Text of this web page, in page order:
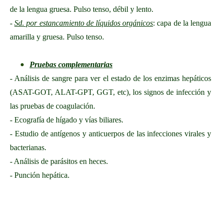
de la lengua gruesa. Pulso tenso, débil y lento.
-Sd. por estancamiento de líquidos orgánicos: capa de la lengua
amarilla y gruesa. Pulso tenso.
Pruebas complementarias
- Análisis de sangre para ver el estado de los enzimas hepáticos
(ASAT-GOT, ALAT-GPT, GGT, etc), los signos de infección y
las pruebas de coagulación.
- Ecografía de hígado y vías biliares.
- Estudio de antígenos y anticuerpos de las infecciones virales y
bacterianas.
- Análisis de parásitos en heces.
- Punción hepática.